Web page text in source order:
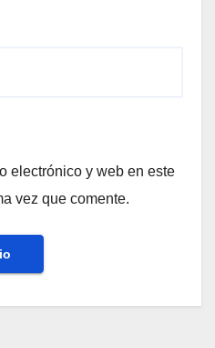
electrónico y web en este
vez que comente.